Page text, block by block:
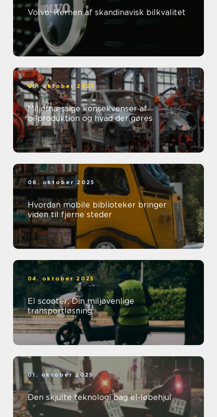
Volvo: Kernen af skandinavisk bilkvalitet
06. oktober 2025
Miljømæssige konsekvenser af
bilproduktion og hvad der gøres
06. oktober 2025
Hvordan mobile biblioteker bringer
viden til fjerne steder
04. oktober 2025
El scooter: Din miljøvenlige
transportløsning
01. oktober 2025
Den skjulte teknologi bag el-løbehjul